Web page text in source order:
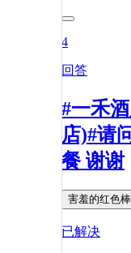
4
回答
#一禾
店)#请
餐 谢谢
害羞的红色
已解决